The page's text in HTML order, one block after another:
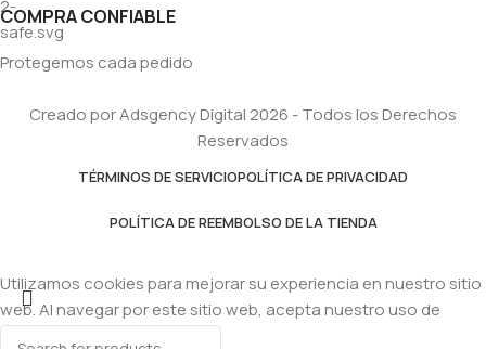
COMPRA CONFIABLE
Protegemos cada pedido
Creado por Adsgency Digital 2026 - Todos los Derechos
Reservados
TÉRMINOS DE SERVICIOPOLÍTICA DE PRIVACIDAD
POLÍTICA DE REEMBOLSO DE LA TIENDA
Utilizamos cookies para mejorar su experiencia en nuestro sitio
web. Al navegar por este sitio web, acepta nuestro uso de